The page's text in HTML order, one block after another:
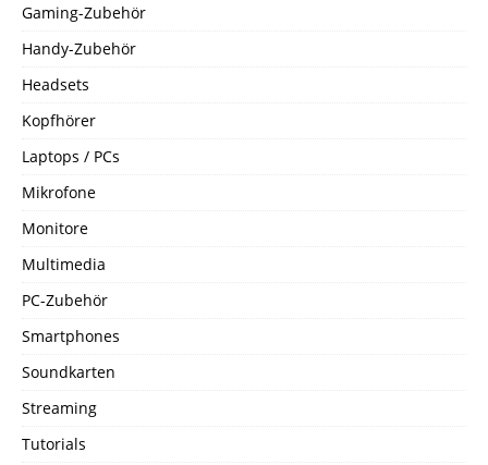
Gaming-Zubehör
Handy-Zubehör
Headsets
Kopfhörer
Laptops / PCs
Mikrofone
Monitore
Multimedia
PC-Zubehör
Smartphones
Soundkarten
Streaming
Tutorials